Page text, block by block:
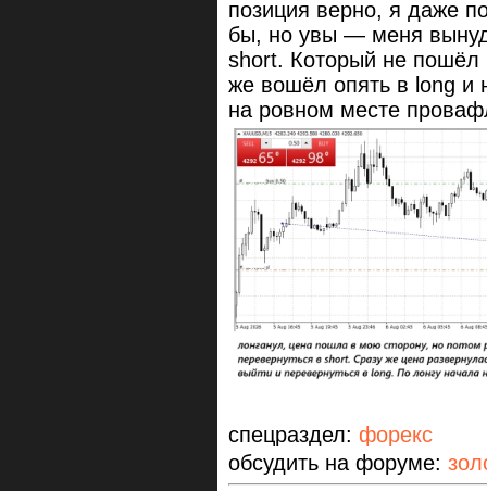
позиция верно, я даже
бы, но увы — меня
short. Который не пошёл
же вошёл опять в long и
на ровном месте
спецраздел: форекс
обсудить на форуме: